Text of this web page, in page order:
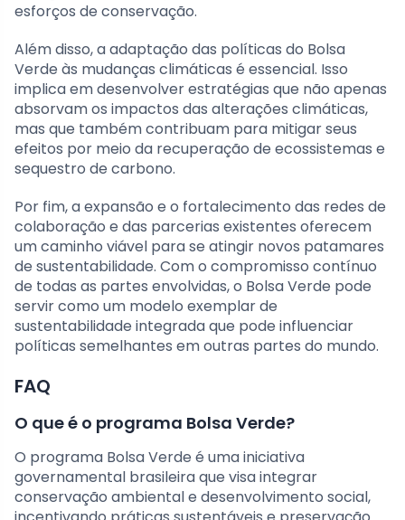
esforços de conservação.
Além disso, a adaptação das políticas do Bolsa
Verde às mudanças climáticas é essencial. Isso
implica em desenvolver estratégias que não apenas
absorvam os impactos das alterações climáticas,
mas que também contribuam para mitigar seus
efeitos por meio da recuperação de ecossistemas e
sequestro de carbono.
Por fim, a expansão e o fortalecimento das redes de
colaboração e das parcerias existentes oferecem
um caminho viável para se atingir novos patamares
de sustentabilidade. Com o compromisso contínuo
de todas as partes envolvidas, o Bolsa Verde pode
servir como um modelo exemplar de
sustentabilidade integrada que pode influenciar
políticas semelhantes em outras partes do mundo.
FAQ
O que é o programa Bolsa Verde?
O programa Bolsa Verde é uma iniciativa
governamental brasileira que visa integrar
conservação ambiental e desenvolvimento social,